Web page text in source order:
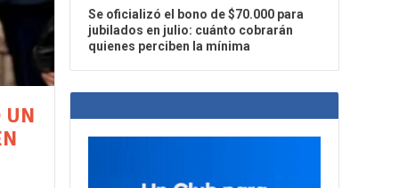
UN
Se oficializó el bono de $70.000 para
jubilados en julio: cuánto cobrarán
quienes perciben la mínima